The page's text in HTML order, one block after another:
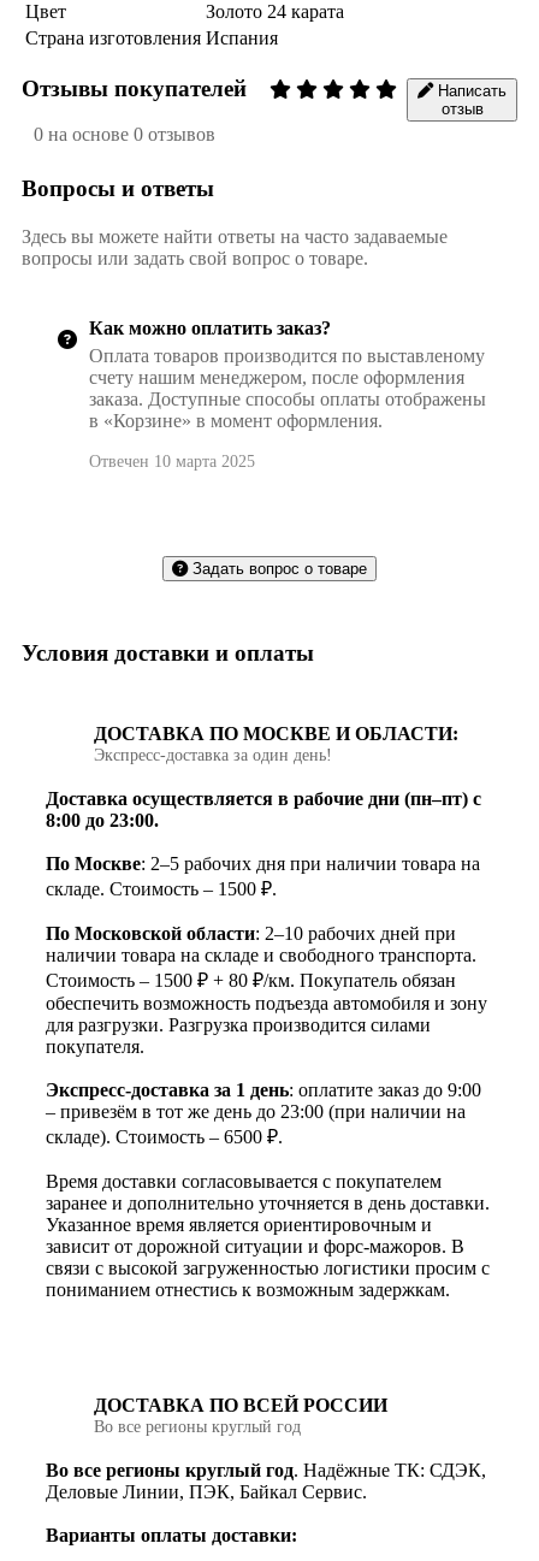
Цвет
Золото 24 карата
Страна изготовления Испания
Отзывы покупателей
0 на основе 0 отзывов
Написать
отзыв
Вопросы и ответы
Здесь вы можете найти ответы на часто задаваемые
вопросы или задать свой вопрос о товаре.
Как можно оплатить заказ?
Оплата товаров производится по выставленому
счету нашим менеджером, после оформления
заказа. Доступные способы оплаты отображены
в «Корзине» в момент оформления.
Отвечен 10 марта 2025
Задать вопрос о товаре
Условия доставки и оплаты
ДОСТАВКА ПО МОСКВЕ И ОБЛАСТИ:
Экспресс‑доставка за один день!
Доставка осуществляется в рабочие дни (пн–пт) с
8:00 до 23:00.
По Москве: 2–5 рабочих дня при наличии товара на
складе. Стоимость – 1500 ₽.
По Московской области: 2–10 рабочих дней при
наличии товара на складе и свободного транспорта.
Стоимость – 1500 ₽ + 80 ₽/км. Покупатель обязан
обеспечить возможность подъезда автомобиля и зону
для разгрузки. Разгрузка производится силами
покупателя.
Экспресс-доставка за 1 день: оплатите заказ до 9:00
– привезём в тот же день до 23:00 (при наличии на
складе). Стоимость – 6500 ₽.
Время доставки согласовывается с покупателем
заранее и дополнительно уточняется в день доставки.
Указанное время является ориентировочным и
зависит от дорожной ситуации и форс-мажоров. В
связи с высокой загруженностью логистики просим с
пониманием отнестись к возможным задержкам.
ДОСТАВКА ПО ВСЕЙ РОССИИ
Во все регионы круглый год
Во все регионы круглый год. Надёжные ТК: СДЭК,
Деловые Линии, ПЭК, Байкал Сервис.
Варианты оплаты доставки: